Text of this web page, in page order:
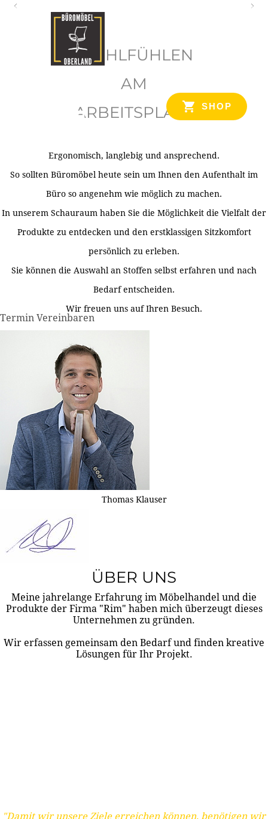
SHOP
WOHLFÜHLEN
AM
ARBEITSPLATZ
Ergonomisch, langlebig und ansprechend.
So sollten Büromöbel heute sein um Ihnen den Aufenthalt im
Büro so angenehm wie möglich zu machen.
In unserem Schauraum haben Sie die Möglichkeit die Vielfalt der
Produkte zu entdecken und den erstklassigen Sitzkomfort
persönlich zu erleben.
Sie können die Auswahl an Stoffen selbst erfahren und nach
Bedarf entscheiden.
Wir freuen uns auf Ihren Besuch.
Termin Vereinbaren
Thomas Klauser
ÜBER UNS
Meine jahrelange Erfahrung im Möbelhandel und die
Produkte der Firma "Rim" haben mich überzeugt dieses
Unternehmen zu gründen.
Wir erfassen gemeinsam den Bedarf und finden kreative
Lösungen für Ihr Projekt.
"Damit wir unsere Ziele erreichen können, benötigen wir